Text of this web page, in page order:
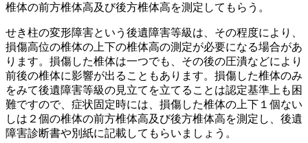
椎体の前方椎体高及び後方椎体高を測定してもらう。
せき柱の変形障害という後遺障害等級は、その程度により、
損傷高位の椎体の上下の椎体高の測定が必要になる場合があ
ります。損傷した椎体は一つでも、その後の圧潰などにより
前後の椎体に影響が出ることもあります。損傷した椎体のみ
をみて後遺障害等級の見立てを立てることは認定基準上も困
難ですので、症状固定時には、損傷した椎体の上下１個ない
しは２個の椎体の前方椎体高及び後方椎体高を測定し、後遺
障害診断書や別紙に記載してもらいましょう。